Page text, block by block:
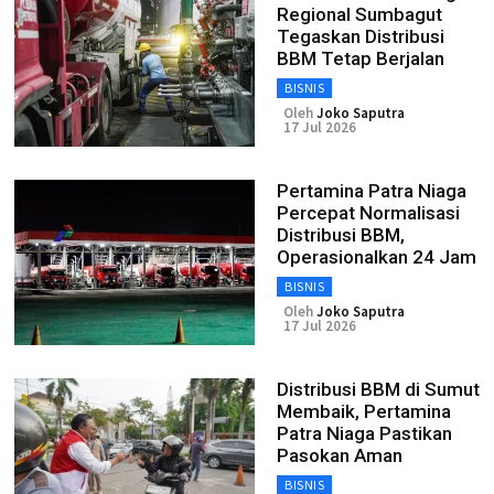
Regional Sumbagut
Tegaskan Distribusi
BBM Tetap Berjalan
BISNIS
OlehJoko Saputra
17 Jul 2026
Pertamina Patra Niaga
Percepat Normalisasi
Distribusi BBM,
Operasionalkan 24 Jam
BISNIS
OlehJoko Saputra
17 Jul 2026
Distribusi BBM di Sumut
Membaik, Pertamina
Patra Niaga Pastikan
Pasokan Aman
BISNIS